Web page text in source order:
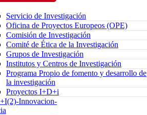
Servicio de Investigación
Oficina de Proyectos Europeos (OPE)
Comisión de Investigación
Comité de Ética de la Investigación
Grupos de Investigación
Institutos y Centros de Investigación
Programa Propio de fomento y desarrollo de
la investigación
Proyectos I+D+i
Innovacion-